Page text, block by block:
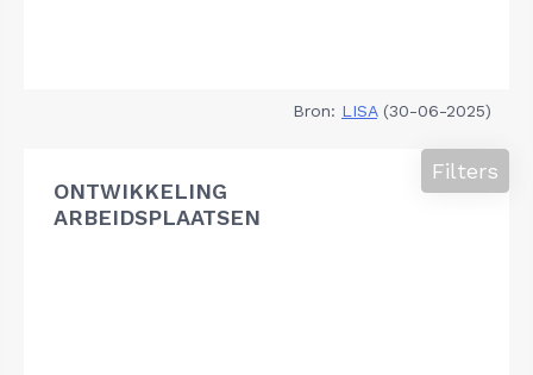
Bron: LISA(30-06-2025)
ONTWIKKELING
ARBEIDSPLAATSEN
Filters